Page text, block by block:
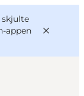
skjulte
appen